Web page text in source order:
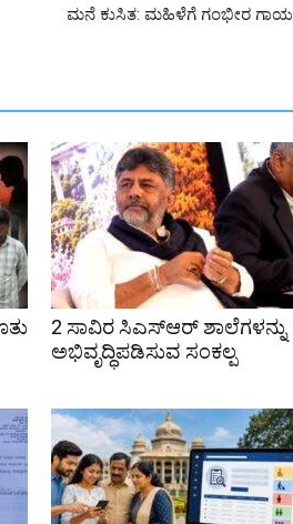
ಮನೆ ಕುಸಿತ: ಮಹಿಳೆಗೆ ಗಂಭೀರ ಗಾಯ
2 ಸಾವಿರ ಸಿಎಸ್‌ಆರ್ ಶಾಲೆಗಳನ್ನು
ಅಭಿವೃದ್ಧಿಪಡಿಸುವ ಸಂಕಲ್ಪ